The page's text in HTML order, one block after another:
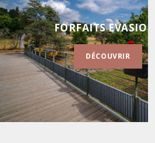
FORFAITS 1/2
DÉCOUVRIR